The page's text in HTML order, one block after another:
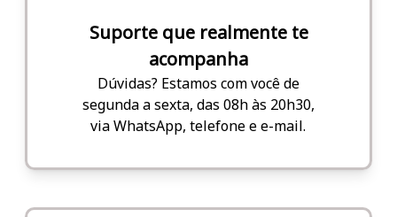
Suporte que realmente te
acompanha
Dúvidas? Estamos com você de
segunda a sexta, das 08h às 20h30,
via WhatsApp, telefone e e-mail.